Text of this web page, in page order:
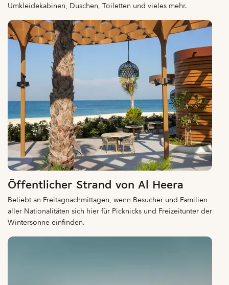
Umkleidekabinen, Duschen, Toiletten und vieles mehr.
Öffentlicher Strand von Al Heera
Beliebt an Freitagnachmittagen, wenn Besucher und Familien
aller Nationalitäten sich hier für Picknicks und Freizeitunter der
Wintersonne einfinden.